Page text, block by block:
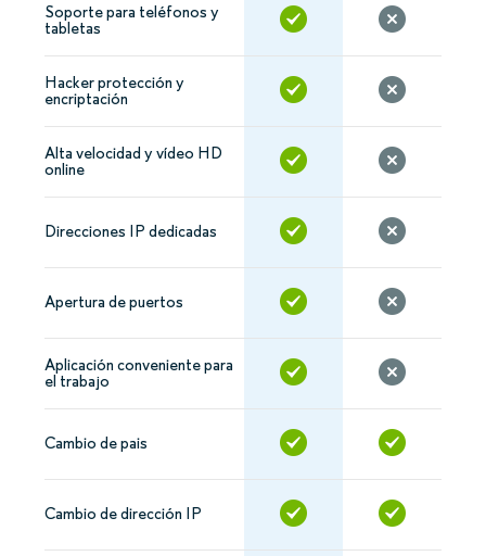
Soporte para teléfonos y
tabletas
Hacker protección y
encriptación
Alta velocidad y vídeo HD
online
Direcciones IP dedicadas
Apertura de puertos
Aplicación conveniente para
el trabajo
Cambio de pais
Cambio de dirección IP